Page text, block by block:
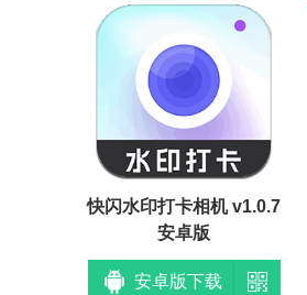
快闪水印打卡相机 v1.0.7
安卓版
安卓版下载